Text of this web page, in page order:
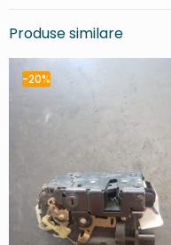
Produse similare
-20%